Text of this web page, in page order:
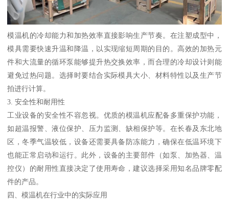
模温机的冷却能力和加热效率直接影响生产节奏。在注塑成型中，
模具需要快速升温和降温，以实现缩短周期的目的。高效的加热元
件和大流量的循环泵能够提升热交换效率，而合理的冷却设计则能
避免过热问题。选择时要结合实际模具大小、材料特性以及生产节
拍进行计算。
3. 安全性和耐用性
工业设备的安全性不容忽视。优质的模温机应配备多重保护功能，
如超温报警、液位保护、压力监测、缺相保护等。在长春及东北地
区，冬季气温较低，设备还需要具备防冻能力，确保在低温环境下
也能正常启动和运行。此外，设备的主要部件（如泵、加热器、温
控仪）的耐用性直接决定了使用寿命，建议选择采用知名品牌零配
件的产品。
四、模温机在行业中的实际应用